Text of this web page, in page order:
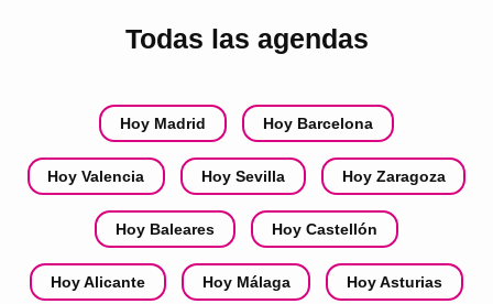
Todas las agendas
Hoy Madrid Hoy Barcelona
Hoy Valencia Hoy Sevilla Hoy Zaragoza
Hoy Baleares Hoy Castellón
Hoy Alicante Hoy Málaga Hoy Asturias